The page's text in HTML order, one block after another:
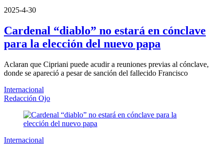
2025-4-30
Cardenal “diablo” no estará en cónclave
para la elección del nuevo papa
Aclaran que Cipriani puede acudir a reuniones previas al cónclave,
donde se apareció a pesar de sanción del fallecido Francisco
Internacional
Redacción Ojo
Internacional